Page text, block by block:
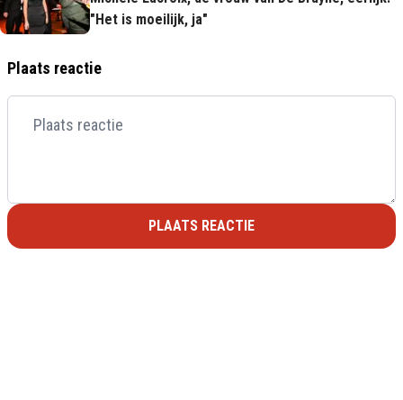
"Het is moeilijk, ja"
Plaats reactie
PLAATS REACTIE